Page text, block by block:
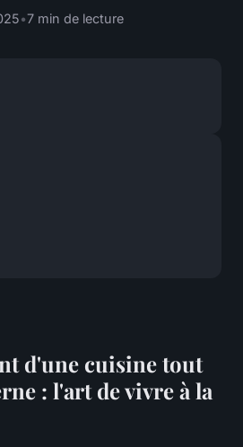
•7 min de lecture
d'une cuisine tout
: l'art de vivre à la